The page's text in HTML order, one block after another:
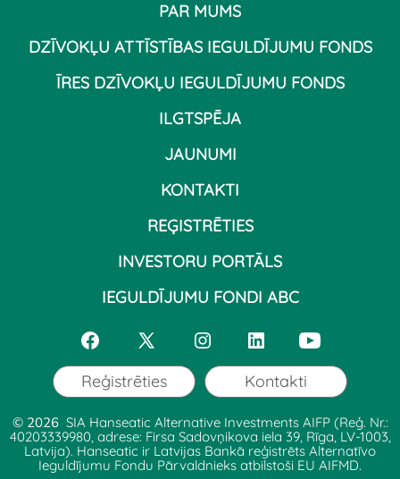
PAR MUMS
DZĪVOKĻU ATTĪSTĪBAS IEGULDĪJUMU FONDS
ĪRES DZĪVOKĻU IEGULDĪJUMU FONDS
ILGTSPĒJA
JAUNUMI
KONTAKTI
REĢISTRĒTIES
INVESTORU PORTĀLS
IEGULDĪJUMU FONDI ABC
Open
Facebook
a
new
Open
X
a
new
Open
Instagram
a
new
Open
LinkedIn
a
new
Open
YouTube
a
new
Reģistrēties Kontakti
© 2026 SIA Hanseatic Alternative Investments AIFP (Reģ. Nr.:
40203339980, adrese: Firsa Sadovņikova iela 39, Rīga, LV-1003,
Latvija). Hanseatic ir Latvijas Bankā reģistrēts Alternatīvo
Ieguldījumu Fondu Pārvaldnieks atbilstoši EU AIFMD.